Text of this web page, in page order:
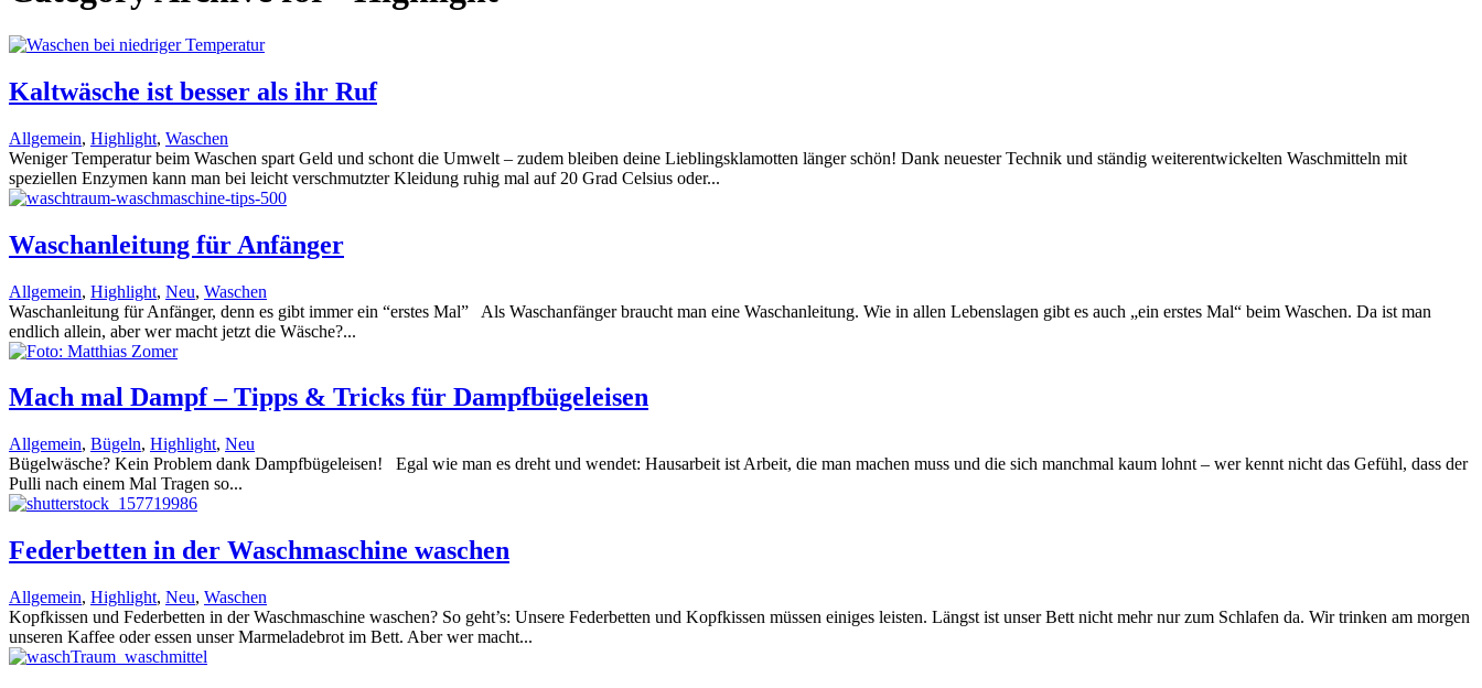
Kaltwäsche ist besser als ihr Ruf
Allgemein, Highlight, Waschen
Weniger Temperatur beim Waschen spart Geld und schont die Umwelt – zudem bleiben deine Lieblingsklamotten länger schön! Dank neuester Technik und ständig weiterentwickelten Waschmitteln mit
speziellen Enzymen kann man bei leicht verschmutzter Kleidung ruhig mal auf 20 Grad Celsius oder...
Waschanleitung für Anfänger
Allgemein, Highlight, Neu, Waschen
Waschanleitung für Anfänger, denn es gibt immer ein “erstes Mal” Als Waschanfänger braucht man eine Waschanleitung. Wie in allen Lebenslagen gibt es auch „ein erstes Mal“ beim Waschen. Da ist man
endlich allein, aber wer macht jetzt die Wäsche?...
Mach mal Dampf – Tipps & Tricks für Dampfbügeleisen
Allgemein, Bügeln, Highlight, Neu
Bügelwäsche? Kein Problem dank Dampfbügeleisen! Egal wie man es dreht und wendet: Hausarbeit ist Arbeit, die man machen muss und die sich manchmal kaum lohnt – wer kennt nicht das Gefühl, dass der
Pulli nach einem Mal Tragen so...
Federbetten in der Waschmaschine waschen
Allgemein, Highlight, Neu, Waschen
Kopfkissen und Federbetten in der Waschmaschine waschen? So geht’s: Unsere Federbetten und Kopfkissen müssen einiges leisten. Längst ist unser Bett nicht mehr nur zum Schlafen da. Wir trinken am morgen
unseren Kaffee oder essen unser Marmeladebrot im Bett. Aber wer macht...